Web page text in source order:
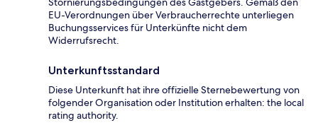
EU-Verordnungen über Verbraucherrechte unterliegen
Buchungsservices für Unterkünfte nicht dem
Widerrufsrecht.
Unterkunftsstandard
Diese Unterkunft hat ihre offizielle Sternebewertung von
folgender Organisation oder Institution erhalten: the local
rating authority.